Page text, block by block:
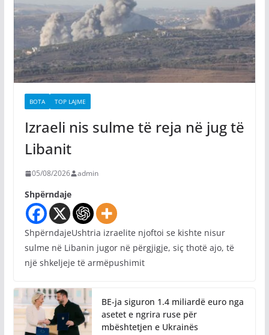
BOTA TOP LAJME
Izraeli nis sulme të reja në jug të
Libanit
05/08/2026 admin
Shpërndaje
ShpërndajeUshtria izraelite njoftoi se kishte nisur
sulme në Libanin jugor në përgjigje, siç thotë ajo, të
një shkeljeje të armëpushimit
BE-ja siguron 1.4 miliardë euro nga
asetet e ngrira ruse për
mbështetjen e Ukrainës